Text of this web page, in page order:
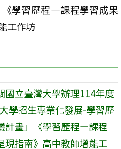
學習歷程—課程學習成果
工作坊
國立臺灣大學辦理114年度
大學招生專業化發展-學習歷
計畫」《學習歷程—課程
現指南》高中教師增能工